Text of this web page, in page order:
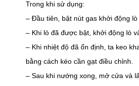
Trong khi sử dụng:
– Đầu tiên, bật nút gas khởi động
– Khi lò đã được bật, khởi động lò
– Khi nhiệt độ đã ổn định, ta keo
bằng cách kéo cần gạt điều chỉnh.
– Sau khi nướng xong, mở cửa và